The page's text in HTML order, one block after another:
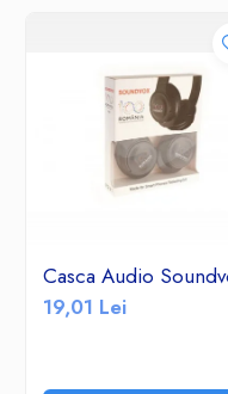
Casca Audio
19,01 Lei